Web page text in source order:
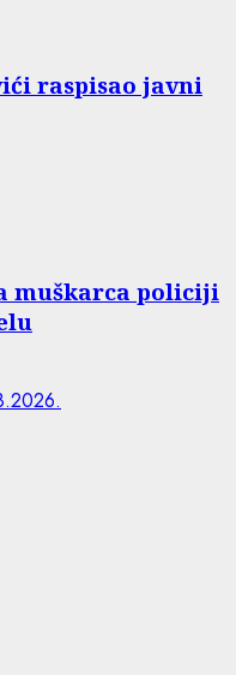
raspisao javni
muškarca policiji